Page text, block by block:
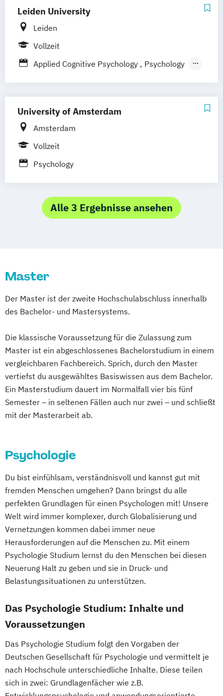
Psychologie: Klinische
Entwicklungspsychologie
Psychologie: Klinische Neuropsychologie
Psychologie: Klinische Psychologie
Leiden University
Leiden
Vollzeit
Applied Cognitive Psychology
Psychology
University of Amsterdam
Amsterdam
Vollzeit
Psychology
Alle 3 Ergebnisse ansehen
Master
Der Master ist der zweite Hochschulabschluss innerhalb
des Bachelor- und Mastersystems.
Die klassische Voraussetzung für die Zulassung zum
Master ist ein abgeschlossenes Bachelorstudium in einem
vergleichbaren Fachbereich. Sprich, durch den Master
vertiefst du ausgewähltes Basiswissen aus dem Bachelor.
Ein Masterstudium dauert im Normalfall vier bis fünf
Semester – in seltenen Fällen auch nur zwei – und schließt
mit der Masterarbeit ab.
Psychologie
Du bist einfühlsam, verständnisvoll und kannst gut mit
fremden Menschen umgehen? Dann bringst du alle
perfekten Grundlagen für einen Psychologen mit! Unsere
Welt wird immer komplexer, durch Globalisierung und
Vernetzungen kommen dabei immer neue
Herausforderungen auf die Menschen zu. Mit einem
Psychologie Studium lernst du den Menschen bei diesen
Neuerung Halt zu geben und sie in Druck- und
Belastungssituationen zu unterstützen.
Das Psychologie Studium: Inhalte und
Voraussetzungen
Das Psychologie Studium folgt den Vorgaben der
Deutschen Gesellschaft für Psychologie und vermittelt je
nach Hochschule unterschiedliche Inhalte. Diese teilen
sich in zwei: Grundlagenfächer wie z.B.